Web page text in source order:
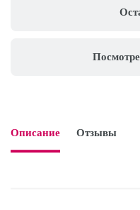
Описание Отзывы